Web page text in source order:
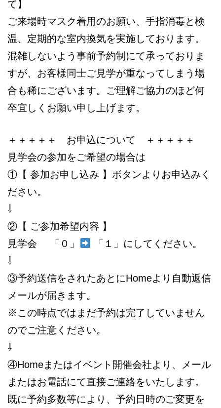
て】
ご来場時マスク着用のお願い、手指消毒と検
温、定期的な室内換気を実施しております。
混雑しないよう事前予約制にて承っておりま
すが、お客様同士ご見学が重なってしまう場
合も稀にございます。ご理解ご協力のほど何
卒宜しくお願い申し上げます。
＋＋＋＋＋ お申込について ＋＋＋＋＋
見学会の参加をご希望の場合は
①【 参加お申し込み 】ボタンよりお申込みく
ださい。
⇩
②【 ご参加希望内容 】
見学会 「０」
「１」にしてください。
⇩
③予約送信をされたあとにHomeより自動返信
メールが届きます。
※この時点ではまだ予約は完了していません
のでご注意ください。
⇩
④Homeまたはイベント開催会社より、メール
またはお電話にて直接ご連絡をいたします。
既に予約多数等により、予約日時のご変更を